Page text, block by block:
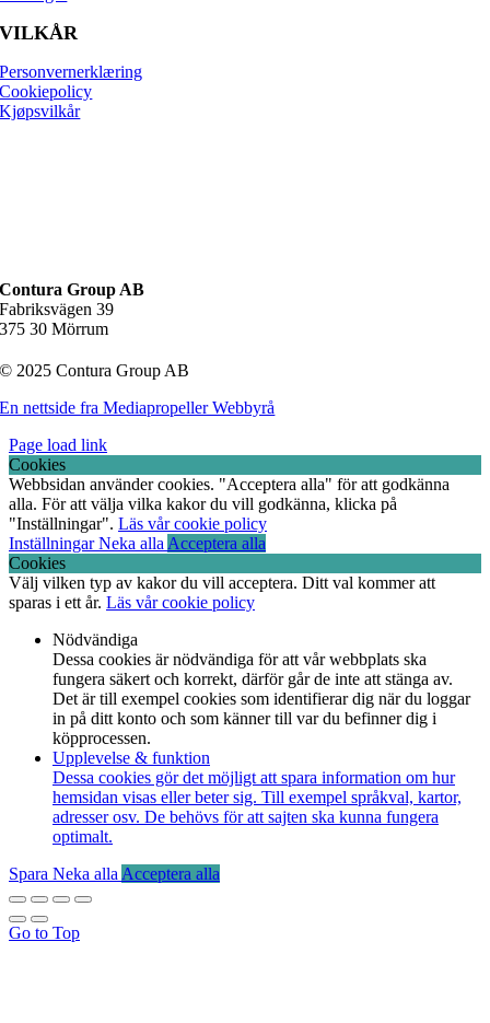
VILKÅR
Personvernerklæring
Cookiepolicy
Kjøpsvilkår
Contura Group AB
Fabriksvägen 39
375 30 Mörrum
© 2025 Contura Group AB
En nettside fra Mediapropeller Webbyrå
Page load link
Cookies
Webbsidan använder cookies. "Acceptera alla" för att godkänna
alla. För att välja vilka kakor du vill godkänna, klicka på
"Inställningar". Läs vår cookie policy
InställningarNeka alla Acceptera alla
Cookies
Välj vilken typ av kakor du vill acceptera. Ditt val kommer att
sparas i ett år. Läs vår cookie policy
Nödvändiga
Dessa cookies är nödvändiga för att vår webbplats ska
fungera säkert och korrekt, därför går de inte att stänga av.
Det är till exempel cookies som identifierar dig när du loggar
in på ditt konto och som känner till var du befinner dig i
köpprocessen.
Upplevelse & funktion
Dessa cookies gör det möjligt att spara information om hur
hemsidan visas eller beter sig. Till exempel språkval, kartor,
adresser osv. De behövs för att sajten ska kunna fungera
optimalt.
Spara Neka alla Acceptera alla
Go to Top